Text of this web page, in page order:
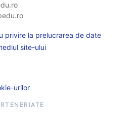
privire la prelucrarea de date
site-ului
urilor